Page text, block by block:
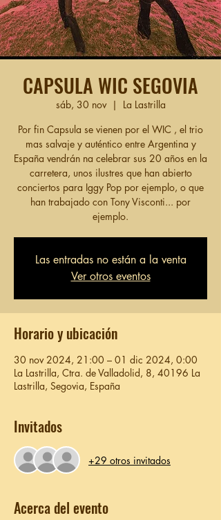
CAPSULA WIC SEGOVIA
sáb, 30 nov
  |
La Lastrilla
Por fin Capsula se vienen por el WIC , el trio
mas salvaje y auténtico entre Argentina y
España vendrán na celebrar sus 20 años en la
carretera, unos ilustres que han abierto
conciertos para Iggy Pop por ejemplo, o que
han trabajado con Tony Visconti... por
ejemplo.
Las entradas no están a la venta
Ver otros eventos
Horario y ubicación
30 nov 2024, 21:00 – 01 dic 2024, 0:00
La Lastrilla, Ctra. de Valladolid, 8, 40196 La
Lastrilla, Segovia, España
Invitados
+29 otros invitados
Acerca del evento